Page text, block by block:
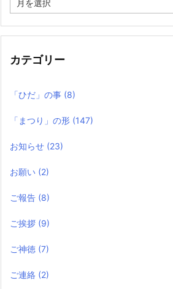
去
記
カテゴリー
「ひだ」の事 (8)
「まつり」の形 (147)
お知らせ (23)
お願い (2)
ご報告 (8)
ご挨拶 (9)
ご神徳 (7)
ご連絡 (2)